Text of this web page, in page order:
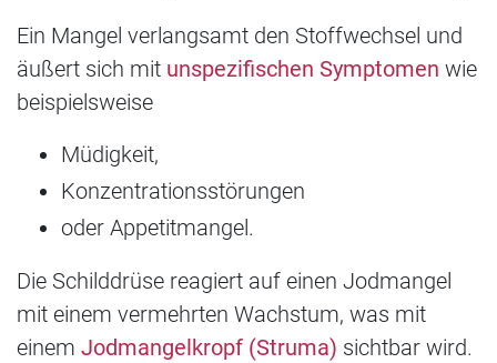
Ein Mangel verlangsamt den Stoffwechsel und
äußert sich mit unspezifischen Symptomen wie
beispielsweise
Müdigkeit,
Konzentrationsstörungen
oder Appetitmangel.
Die Schilddrüse reagiert auf einen Jodmangel
mit einem vermehrten Wachstum, was mit
einem Jodmangelkropf (Struma) sichtbar wird.